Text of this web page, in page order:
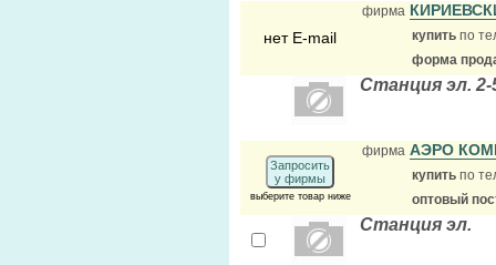
нет E-mail
фирма
купить по
форма
Станция эл.
Запросить
у фирмы
выберите товар ниже
фирма АЭРО
купить по
оптовый
Станция эл.